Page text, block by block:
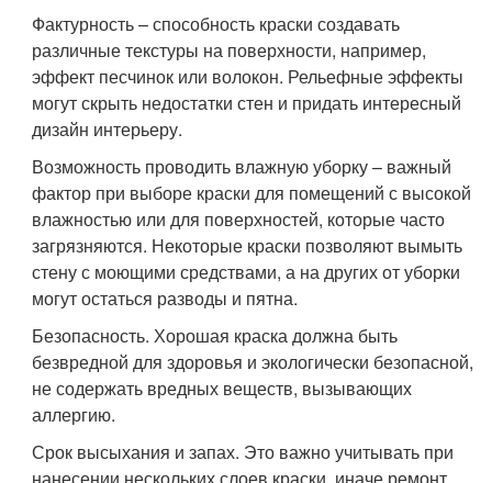
Фактурность – способность краски создавать
различные текстуры на поверхности, например,
эффект песчинок или волокон. Рельефные эффекты
могут скрыть недостатки стен и придать интересный
дизайн интерьеру.
Возможность проводить влажную уборку – важный
фактор при выборе краски для помещений с высокой
влажностью или для поверхностей, которые часто
загрязняются. Некоторые краски позволяют вымыть
стену с моющими средствами, а на других от уборки
могут остаться разводы и пятна.
Безопасность. Хорошая краска должна быть
безвредной для здоровья и экологически безопасной,
не содержать вредных веществ, вызывающих
аллергию.
Срок высыхания и запах. Это важно учитывать при